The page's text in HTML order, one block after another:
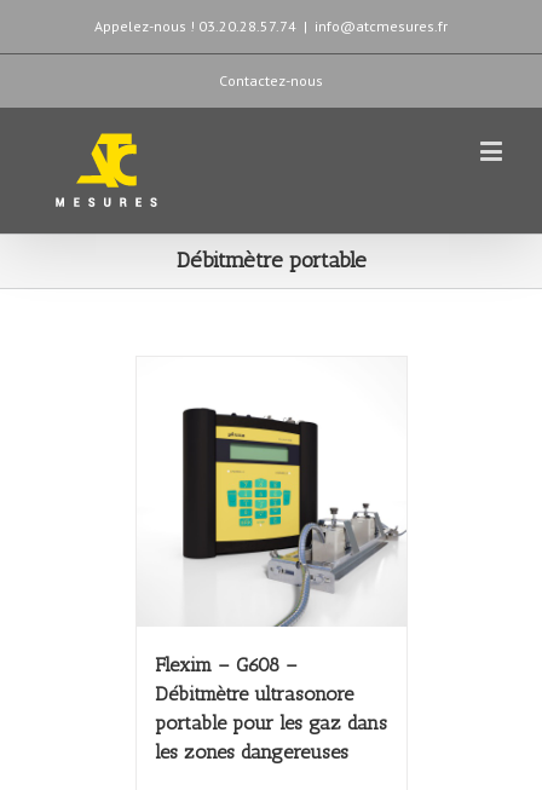
Appelez-nous ! 03.20.28.57.74 | info@atcmesures.fr
Contactez-nous
Débitmètre portable
Flexim – G608 –
Débitmètre ultrasonore
portable pour les gaz dans
les zones dangereuses